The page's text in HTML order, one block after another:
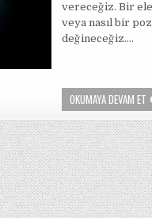
vereceğiz. Bir
veya nasıl bir
değineceğiz….
OKUMAYA DEVAM ET